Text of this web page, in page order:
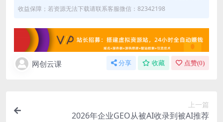
收益保障；若资源无法下载请联系客服微信：82342198
网创云课 分享 收藏 点赞(0)
上一篇
2026年企业GEO从被AI收录到被AI推荐